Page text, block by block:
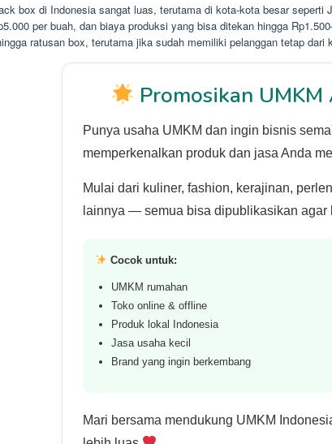
box di Indonesia sangat luas, terutama di kota-kota besar
per buah, dan biaya produksi yang bisa ditekan hingga
ratusan box, terutama jika sudah memiliki pelanggan tetap dari
Promosikan
Punya usaha UMKM dan ingin bisnis
memperkenalkan produk dan jasa Anda
Mulai dari kuliner, fashion, kerajinan,
lainnya — semua bisa dipublikasikan
Cocok untuk:
UMKM rumahan
Toko online & offline
Produk lokal Indonesia
Jasa usaha kecil
Brand yang ingin berkembang
Mari bersama mendukung UMKM